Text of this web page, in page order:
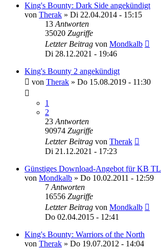
King's Bounty: Dark Side angekündigt
von Therak » Di 22.04.2014 - 15:15
13 Antworten
35020 Zugriffe
Letzter Beitrag von Mondkalb
Di 28.12.2021 - 19:46
King's Bounty 2 angekündigt
von Therak » Do 15.08.2019 - 11:30
1
2
23 Antworten
90974 Zugriffe
Letzter Beitrag von Therak
Di 21.12.2021 - 17:23
Günstiges Download-Angebot für KB TL
von Mondkalb » Do 10.02.2011 - 12:59
7 Antworten
16556 Zugriffe
Letzter Beitrag von Mondkalb
Do 02.04.2015 - 12:41
King's Bounty: Warriors of the North
von Therak » Do 19.07.2012 - 14:04